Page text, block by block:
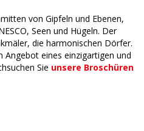
von Gipfeln und Ebenen,
Seen und Hügeln. Der
die harmonischen Dörfer.
Angebot eines einzigartigen und
Sie unsere Broschüren